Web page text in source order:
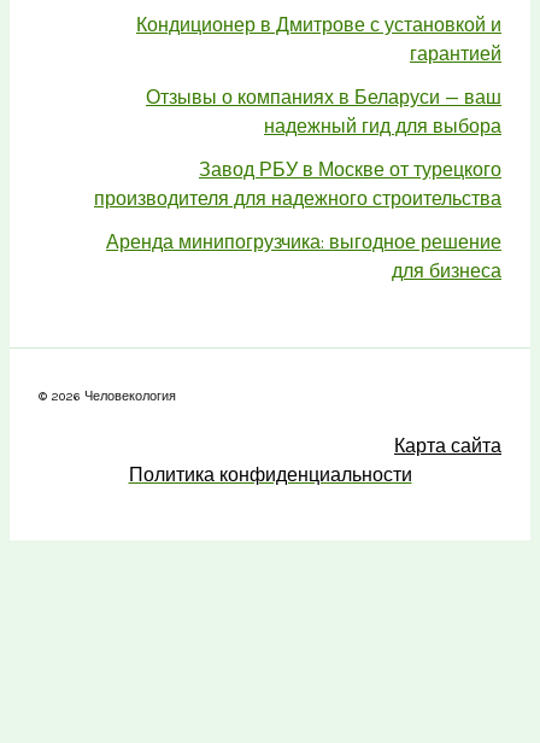
Кондиционер в Дмитрове с установкой и
гарантией
Отзывы о компаниях в Беларуси — ваш
надежный гид для выбора
Завод РБУ в Москве от турецкого
производителя для надежного строительства
Аренда минипогрузчика: выгодное решение
для бизнеса
© 2026 Человекология
Карта сайта
Политика конфиденциальности